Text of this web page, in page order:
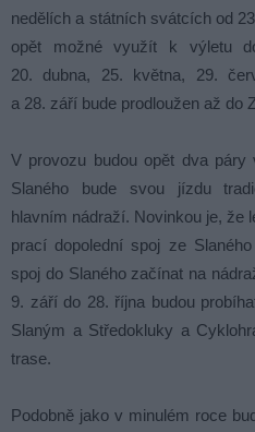
nedělích a státních svátcích od
opět možné využít k výletu
20. dubna, 25. května, 29.
a 28. září bude prodloužen až do
V provozu budou opět dva
Slaného bude svou jízdu
hlavním nádraží. Novinkou je, že
prací dopolední spoj ze
spoj do Slaného začínat na
9. září do 28. října budou
Slaným a Středokluky a
trase.
Podobně jako v minulém roce